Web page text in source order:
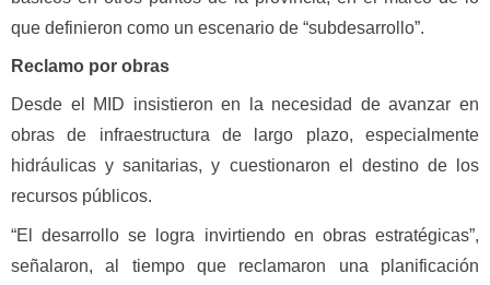
que definieron como un escenario de “subdesarrollo”.
Reclamo por obras
Desde el MID insistieron en la necesidad de avanzar en
obras de infraestructura de largo plazo, especialmente
hidráulicas y sanitarias, y cuestionaron el destino de los
recursos públicos.
“El desarrollo se logra invirtiendo en obras estratégicas”,
señalaron, al tiempo que reclamaron una planificación